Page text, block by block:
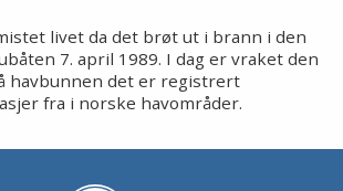
livet da det brøt ut i brann i den
7. april 1989. I dag er vraket den
havbunnen det er registrert
fra i norske havområder.